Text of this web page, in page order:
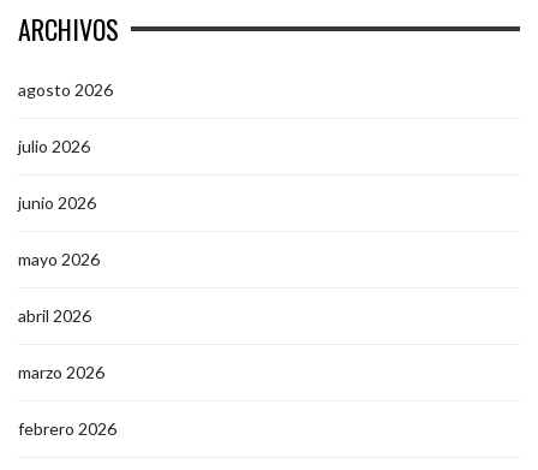
ARCHIVOS
agosto 2026
julio 2026
junio 2026
mayo 2026
abril 2026
marzo 2026
febrero 2026